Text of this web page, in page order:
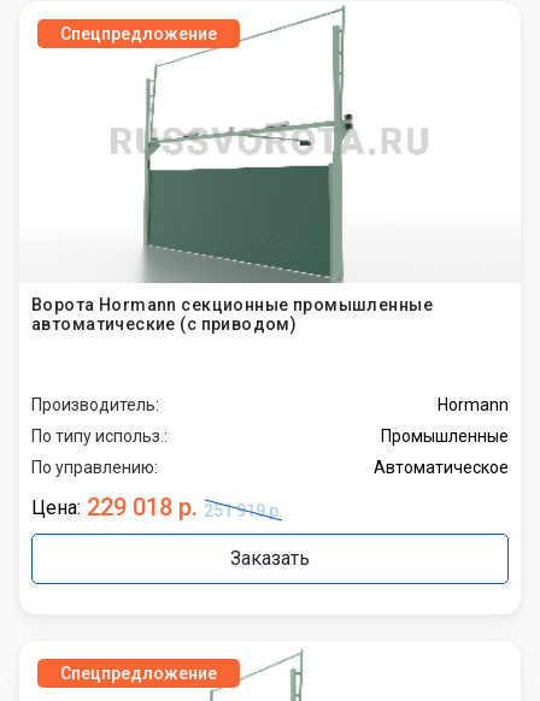
Спецпредложение
Ворота Hormann секционные промышленные
автоматические (с приводом)
Производитель:
Hormann
По типу использ.:
Промышленные
По управлению:
Автоматическое
Цена: 229 018 р. 251 919 р.
Заказать
Спецпредложение